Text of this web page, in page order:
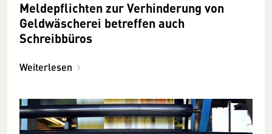
Meldepflichten zur Verhinderung von
Geldwäscherei betreffen auch
Schreibbüros
Weiterlesen